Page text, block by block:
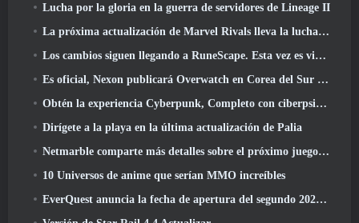
Lucha por la gloria en la guerra de servidores de Lineage II
La próxima actualización de Marvel Rivals lleva la lucha a los dioses
Los cambios siguen llegando a RuneScape. Esta vez es vivienda para jugadores
Es oficial, Nexon publicará Overwatch en Corea del Sur en el futuro
Obtén la experiencia Cyberpunk, Completo con ciberpsicosis, En el próximo evento cruzado de Apex Legends
Dirígete a la playa en la última actualización de Palia
Netmarble comparte más detalles sobre el próximo juego de nivelación en solitario, Nivelación en solitario: KARMA en la Anime Expo
10 Universos de anime que serían MMO increíbles
EverQuest anuncia la fecha de apertura del segundo 2026 Servidor de expansión con bloqueo de tiempo